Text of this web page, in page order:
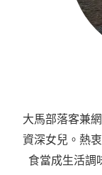
For
大馬部落客兼
資深女兒。熱
食當成生活調